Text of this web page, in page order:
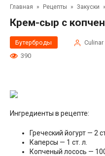
Главная » Рецепты » Закуски »
Крем-сыр с
Бутерброды Сulinar
390
Ингредиенты в рецепте:
Греческий йогурт — 2
Каперсы — 1 ст. л.
Копченый лосось —